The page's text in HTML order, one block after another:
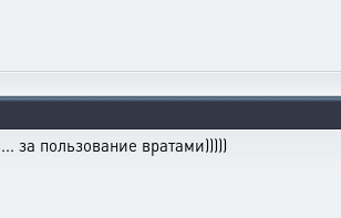
пользование вратами)))))